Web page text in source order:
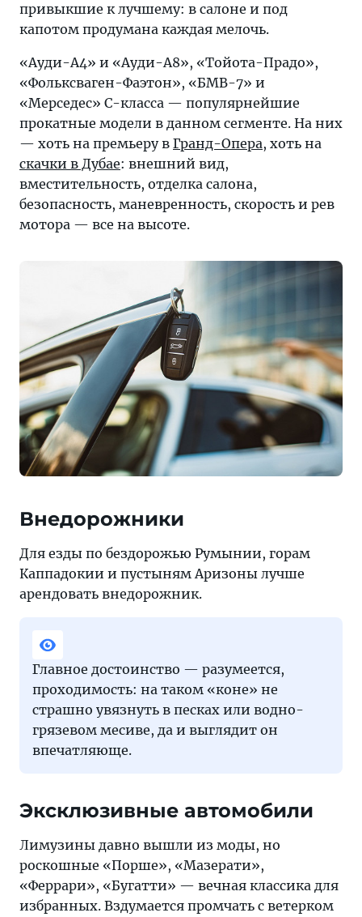
привыкшие к лучшему: в салоне и под
капотом продумана каждая мелочь.
«Ауди-А4» и «Ауди-А8», «Тойота-Прадо»,
«Фольксваген-Фаэтон», «БМВ-7» и
«Мерседес» С-класса — популярнейшие
прокатные модели в данном сегменте. На них
— хоть на премьеру в Гранд-Опера, хоть на
скачки в Дубае: внешний вид,
вместительность, отделка салона,
безопасность, маневренность, скорость и рев
мотора — все на высоте.
Внедорожники
Для езды по бездорожью Румынии, горам
Каппадокии и пустыням Аризоны лучше
арендовать внедорожник.
Главное достоинство — разумеется,
проходимость: на таком «коне» не
страшно увязнуть в песках или водно-
грязевом месиве, да и выглядит он
впечатляюще.
Эксклюзивные автомобили
Лимузины давно вышли из моды, но
роскошные «Порше», «Мазерати»,
«Феррари», «Бугатти» — вечная классика для
избранных. Вздумается промчать с ветерком